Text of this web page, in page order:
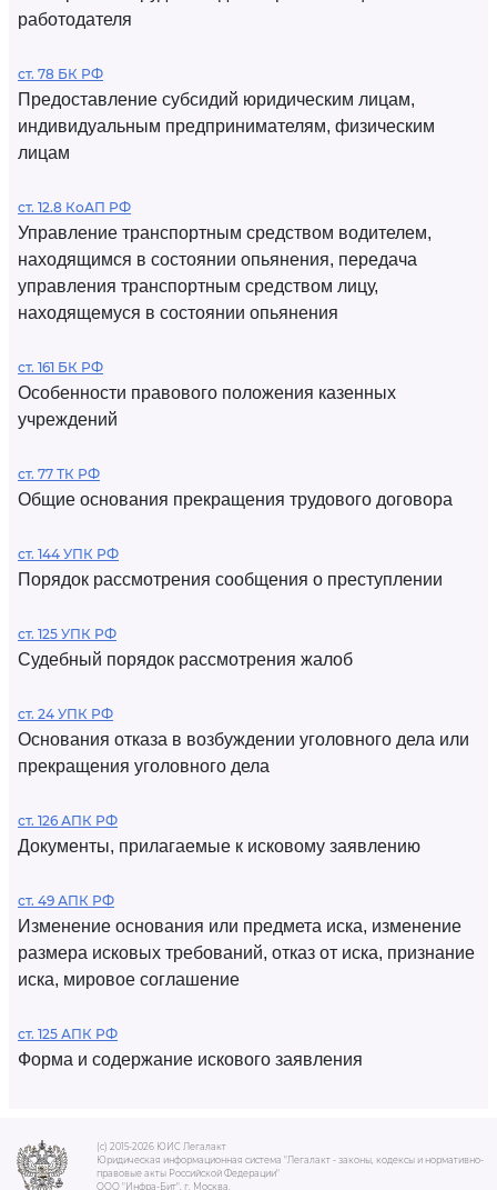
работодателя
ст. 78 БК РФ
Предоставление субсидий юридическим лицам,
индивидуальным предпринимателям, физическим
лицам
ст. 12.8 КоАП РФ
Управление транспортным средством водителем,
находящимся в состоянии опьянения, передача
управления транспортным средством лицу,
находящемуся в состоянии опьянения
ст. 161 БК РФ
Особенности правового положения казенных
учреждений
ст. 77 ТК РФ
Общие основания прекращения трудового договора
ст. 144 УПК РФ
Порядок рассмотрения сообщения о преступлении
ст. 125 УПК РФ
Судебный порядок рассмотрения жалоб
ст. 24 УПК РФ
Основания отказа в возбуждении уголовного дела или
прекращения уголовного дела
ст. 126 АПК РФ
Документы, прилагаемые к исковому заявлению
ст. 49 АПК РФ
Изменение основания или предмета иска, изменение
размера исковых требований, отказ от иска, признание
иска, мировое соглашение
ст. 125 АПК РФ
Форма и содержание искового заявления
(c) 2015-2026 ЮИС Легалакт
Юридическая информационная система "Легалакт - законы, кодексы и нормативно-
правовые акты Российской Федерации"
ООО "Инфра-Бит", г. Москва.